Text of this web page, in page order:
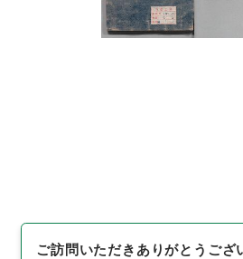
ご訪問いただきありがとうござ